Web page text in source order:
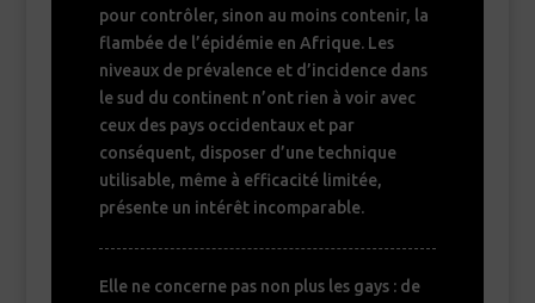
pour contrôler, sinon au moins contenir, la
flambée de l’épidémie en Afrique. Les
niveaux de prévalence et d’incidence dans
le sud du continent n’ont rien à voir avec
ceux des pays occidentaux et par
conséquent, disposer d’une technique
utilisable, même à efficacité limitée,
présente un intérêt incomparable.
Elle ne concerne pas non plus les gays : de